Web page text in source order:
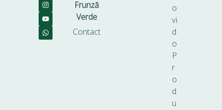
Frunză
Verde
Contact
o
vi
d
o
P
r
o
d
u